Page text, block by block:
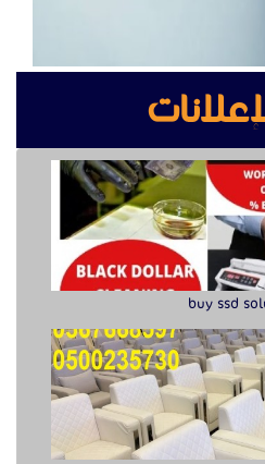
buy ssd
الجودة للمعارض
ريجي